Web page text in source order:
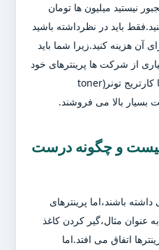
نیستید میلیون ها تومان
باید در نظرداشته باشید
آن هزینه کنید.زیرا شما باید
از شرکت ها پرینترهای خود
را با قیمت پایین عرضه می کنند،اما کارتریج تونر(toner
و چگونه درست
باشند،اما پرینترهای
عنوان مثال،گیر کردن کاغذ
اتفاق می افتد.اما